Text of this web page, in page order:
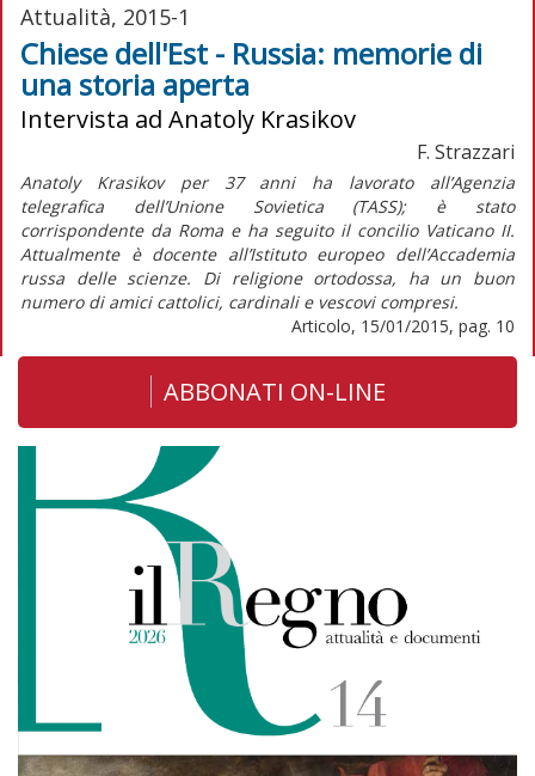
Attualità, 2015-1
Chiese dell'Est - Russia: memorie di
una storia aperta
Intervista ad Anatoly Krasikov
F. Strazzari
Anatoly Krasikov per 37 anni ha lavorato all’Agenzia
telegrafica dell’Unione Sovietica (TASS); è stato
corrispondente da Roma e ha seguito il concilio Vaticano II.
Attualmente è docente all’Istituto europeo dell’Accademia
russa delle scienze. Di religione ortodossa, ha un buon
numero di amici cattolici, cardinali e vescovi compresi.
Articolo, 15/01/2015, pag. 10
ABBONATI ON-LINE